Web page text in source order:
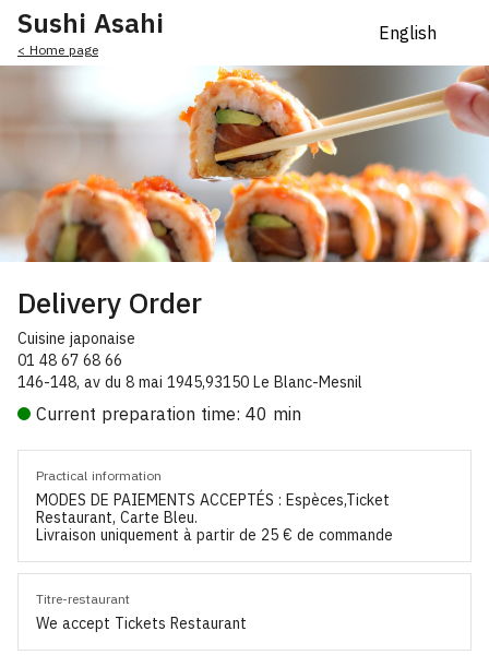
Sushi Asahi
< Home page
Delivery Order
Cuisine japonaise
01 48 67 68 66
146-148, av du 8 mai 1945,93150 Le Blanc-Mesnil
Current preparation time: 40 min
Practical information
MODES DE PAIEMENTS ACCEPTÉS : Espèces,Ticket
Restaurant, Carte Bleu.
Livraison uniquement à partir de 25 € de commande
Titre-restaurant
We accept Tickets Restaurant